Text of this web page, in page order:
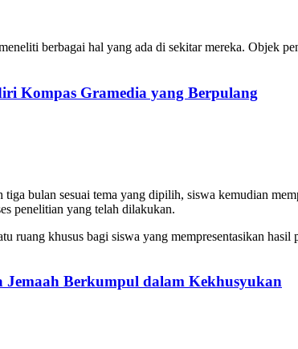
berbagai hal yang ada di sekitar mereka. Objek
Kompas Gramedia yang Berpulang
bulan sesuai tema yang dipilih, siswa kemudian
penelitian yang telah dilakukan.
ruang khusus bagi siswa yang mempresentasikan
Berkumpul dalam Kekhusyukan